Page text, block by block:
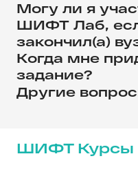
Могу ли я
ШИФТ Лаб,
закончил(а)
Нет, проходить
только студенты
формы обучения
Когда мне
задание?
Мы набираем новых
вами и отправляем
информацию: само
Другие
ШИФТ Курсы